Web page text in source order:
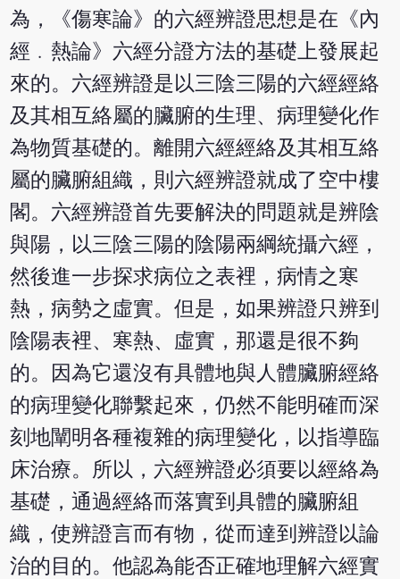
為，《傷寒論》的六經辨證思想是在《內
經﹒熱論》六經分證方法的基礎上發展起
來的。六經辨證是以三陰三陽的六經經絡
及其相互絡屬的臟腑的生理、病理變化作
為物質基礎的。離開六經經絡及其相互絡
屬的臟腑組織，則六經辨證就成了空中樓
閣。六經辨證首先要解決的問題就是辨陰
與陽，以三陰三陽的陰陽兩綱統攝六經，
然後進一步探求病位之表裡，病情之寒
熱，病勢之虛實。但是，如果辨證只辨到
陰陽表裡、寒熱、虛實，那還是很不夠
的。因為它還沒有具體地與人體臟腑經絡
的病理變化聯繫起來，仍然不能明確而深
刻地闡明各種複雜的病理變化，以指導臨
床治療。所以，六經辨證必須要以經絡為
基礎，通過經絡而落實到具體的臟腑組
織，使辨證言而有物，從而達到辨證以論
治的目的。他認為能否正確地理解六經實